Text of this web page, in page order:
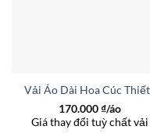
Vải Áo Dài Hoa Cúc
170.000₫/áo
Giá thay đổi tuỳ chất vải